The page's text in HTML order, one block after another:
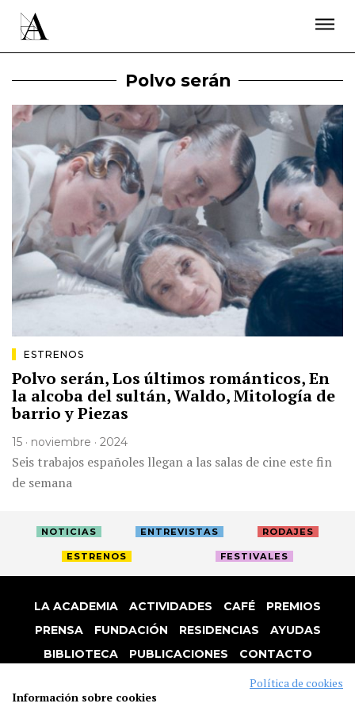
Polvo serán
ESTRENOS
Polvo serán, Los últimos románticos, En
la alcoba del sultán, Waldo, Mitología de
barrio y Piezas
15 · noviembre · 2024
Seis trabajos españoles llegan a las salas de cine este fin
de semana
NOTICIAS ENTREVISTAS RODAJES
ESTRENOS FESTIVALES
LA ACADEMIA ACTIVIDADES CAFÉ
PREMIOS
PRENSA
FUNDACIÓN RESIDENCIAS
AYUDAS
BIBLIOTECA
PUBLICACIONES
CONTACTO
COOKIES
ÚNETE A LA ACADEMIA DE CINE
PRENSA
NEWSLETTER
Política de cookies
Información sobre cookies